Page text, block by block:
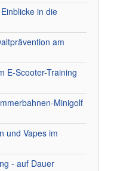
in die
am
E-Scooter-Training
Minigolf
und Vapes im
- auf Dauer